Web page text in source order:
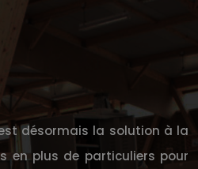
désormais la solution à la
en plus de particuliers pour